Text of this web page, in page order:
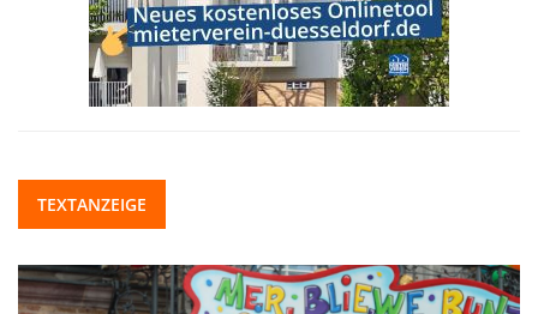
TEXTANZEIGE